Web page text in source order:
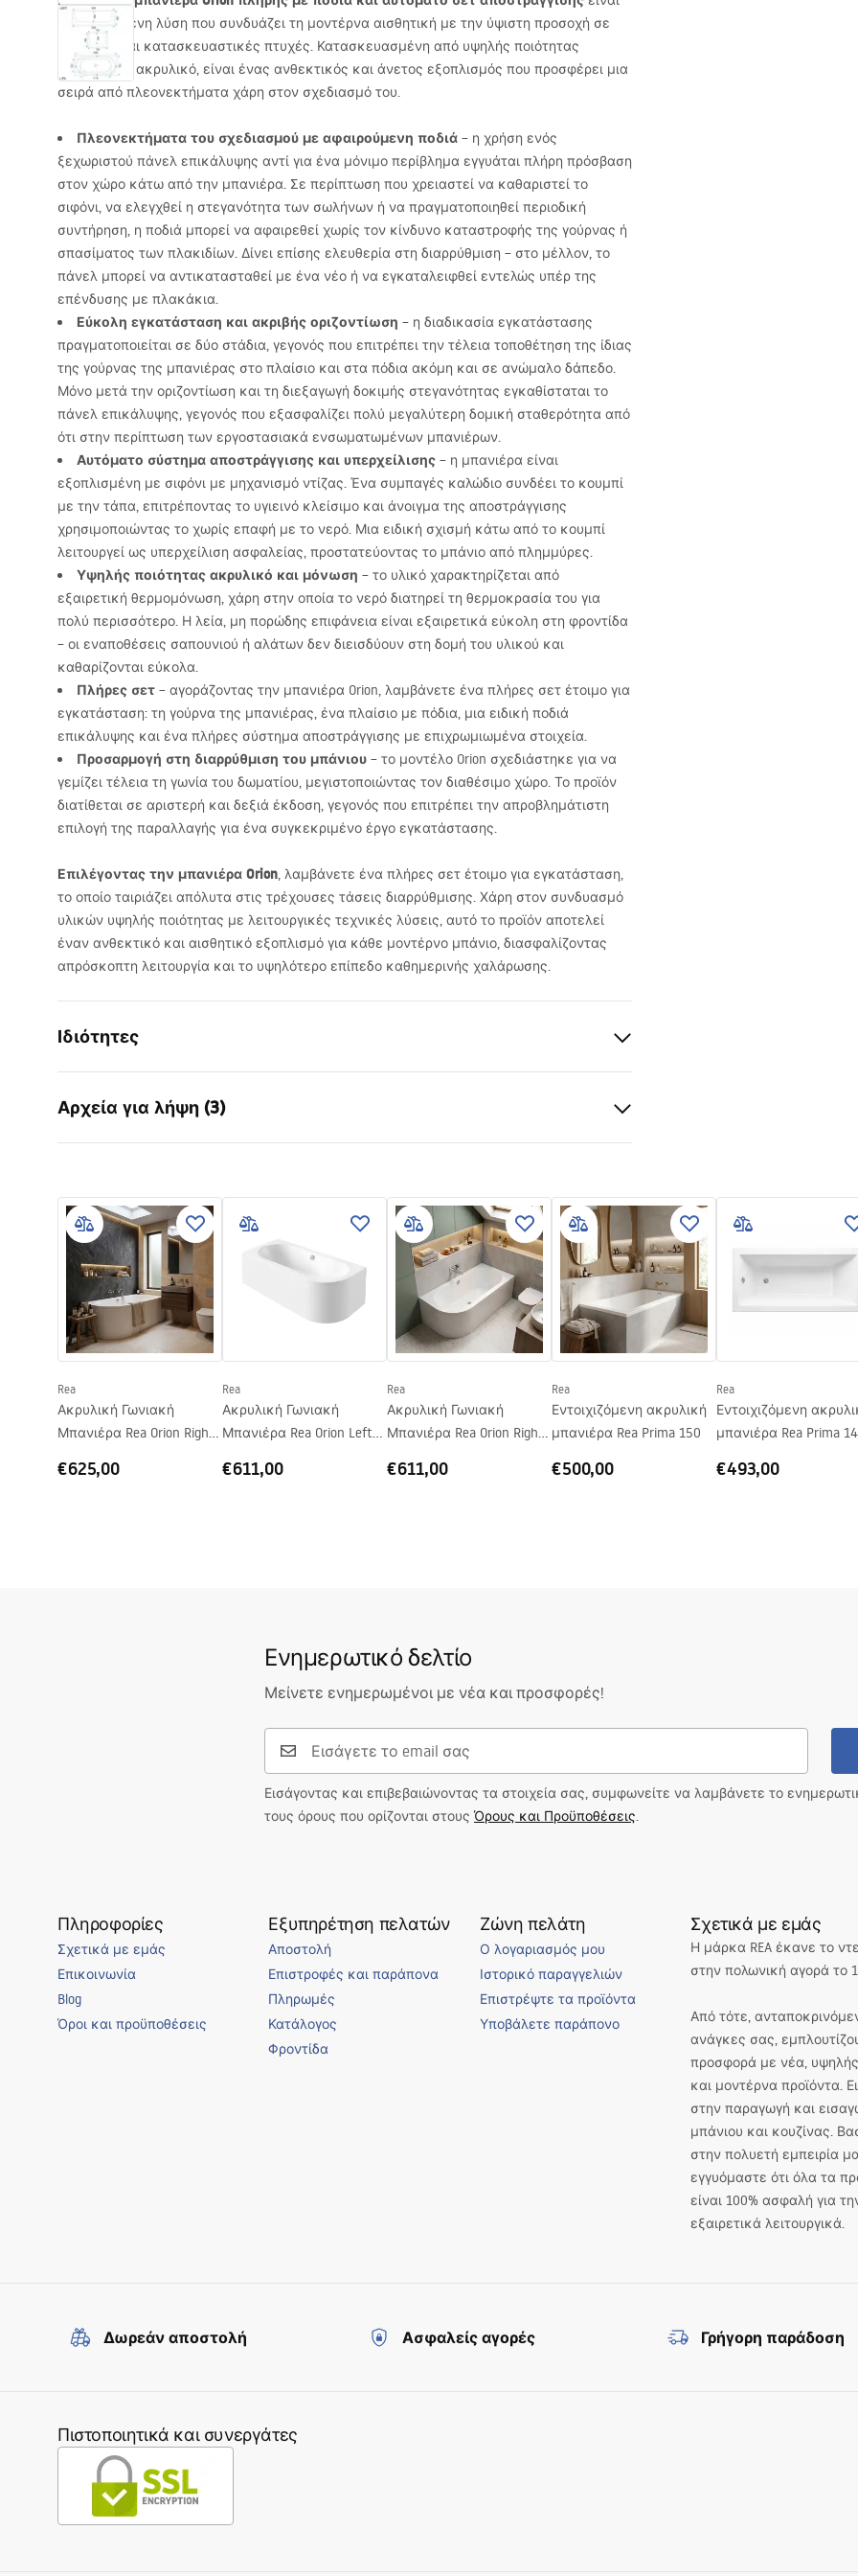
μια προηγμένη λύση που συνδυάζει τη μοντέρνα αισθητική με την ύψιστη προσοχή σε
τεχνικές και κατασκευαστικές πτυχές. Κατασκευασμένη από υψηλής ποιότητας
ενισχυμένο ακρυλικό, είναι ένας ανθεκτικός και άνετος εξοπλισμός που προσφέρει μια
σειρά από πλεονεκτήματα χάρη στον σχεδιασμό του.
Πλεονεκτήματα του σχεδιασμού με αφαιρούμενη ποδιά – η χρήση ενός
ξεχωριστού πάνελ επικάλυψης αντί για ένα μόνιμο περίβλημα εγγυάται πλήρη πρόσβαση
στον χώρο κάτω από την μπανιέρα. Σε περίπτωση που χρειαστεί να καθαριστεί το
σιφόνι, να ελεγχθεί η στεγανότητα των σωλήνων ή να πραγματοποιηθεί περιοδική
συντήρηση, η ποδιά μπορεί να αφαιρεθεί χωρίς τον κίνδυνο καταστροφής της γούρνας ή
σπασίματος των πλακιδίων. Δίνει επίσης ελευθερία στη διαρρύθμιση – στο μέλλον, το
πάνελ μπορεί να αντικατασταθεί με ένα νέο ή να εγκαταλειφθεί εντελώς υπέρ της
επένδυσης με πλακάκια.
Εύκολη εγκατάσταση και ακριβής οριζοντίωση – η διαδικασία εγκατάστασης
πραγματοποιείται σε δύο στάδια, γεγονός που επιτρέπει την τέλεια τοποθέτηση της ίδιας
της γούρνας της μπανιέρας στο πλαίσιο και στα πόδια ακόμη και σε ανώμαλο δάπεδο.
Μόνο μετά την οριζοντίωση και τη διεξαγωγή δοκιμής στεγανότητας εγκαθίσταται το
πάνελ επικάλυψης, γεγονός που εξασφαλίζει πολύ μεγαλύτερη δομική σταθερότητα από
ότι στην περίπτωση των εργοστασιακά ενσωματωμένων μπανιέρων.
Αυτόματο σύστημα αποστράγγισης και υπερχείλισης – η μπανιέρα είναι
εξοπλισμένη με σιφόνι με μηχανισμό ντίζας. Ένα συμπαγές καλώδιο συνδέει το κουμπί
με την τάπα, επιτρέποντας το υγιεινό κλείσιμο και άνοιγμα της αποστράγγισης
χρησιμοποιώντας το χωρίς επαφή με το νερό. Μια ειδική σχισμή κάτω από το κουμπί
λειτουργεί ως υπερχείλιση ασφαλείας, προστατεύοντας το μπάνιο από πλημμύρες.
Υψηλής ποιότητας ακρυλικό και μόνωση – το υλικό χαρακτηρίζεται από
εξαιρετική θερμομόνωση, χάρη στην οποία το νερό διατηρεί τη θερμοκρασία του για
πολύ περισσότερο. Η λεία, μη πορώδης επιφάνεια είναι εξαιρετικά εύκολη στη φροντίδα
– οι εναποθέσεις σαπουνιού ή αλάτων δεν διεισδύουν στη δομή του υλικού και
καθαρίζονται εύκολα.
Πλήρες σετ – αγοράζοντας την μπανιέρα Orion, λαμβάνετε ένα πλήρες σετ έτοιμο για
εγκατάσταση: τη γούρνα της μπανιέρας, ένα πλαίσιο με πόδια, μια ειδική ποδιά
επικάλυψης και ένα πλήρες σύστημα αποστράγγισης με επιχρωμιωμένα στοιχεία.
Προσαρμογή στη διαρρύθμιση του μπάνιου – το μοντέλο Orion σχεδιάστηκε για να
γεμίζει τέλεια τη γωνία του δωματίου, μεγιστοποιώντας τον διαθέσιμο χώρο. Το προϊόν
διατίθεται σε αριστερή και δεξιά έκδοση, γεγονός που επιτρέπει την απροβλημάτιστη
επιλογή της παραλλαγής για ένα συγκεκριμένο έργο εγκατάστασης.
Επιλέγοντας την μπανιέρα Orion, λαμβάνετε ένα πλήρες σετ έτοιμο για εγκατάσταση,
το οποίο ταιριάζει απόλυτα στις τρέχουσες τάσεις διαρρύθμισης. Χάρη στον συνδυασμό
υλικών υψηλής ποιότητας με λειτουργικές τεχνικές λύσεις, αυτό το προϊόν αποτελεί
έναν ανθεκτικό και αισθητικό εξοπλισμό για κάθε μοντέρνο μπάνιο, διασφαλίζοντας
απρόσκοπτη λειτουργία και το υψηλότερο επίπεδο καθημερινής χαλάρωσης.
Ιδιότητες
Χρώμα
Υλικό
Ακρυλικό
Πλάτος
mm
Ύψος
mm
Πλευρά εγκατάστασης
Αριστερά
Βαλβίδα και σιφόνι περιλαμβάνονται
Ναι
Εγγύηση
24 μήνες
Αρχεία για λήψη (3)
WARUNKI_BEZPIECZENSTWA_WAN
NY.pdf
Warranty_Terms_and_Conditions_
Bathtubs.pdf
Οδηγίες
συναρμολόγησης
Orion_160_170.pdf
Rea
Ακρυλική Γωνιακή
Μπανιέρα Rea Orion Right
€625,00
Rea
Ακρυλική Γωνιακή
Μπανιέρα Rea Orion Left
€611,00
Rea
Ακρυλική Γωνιακή
Μπανιέρα Rea Orion Right
€611,00
Rea
Εντοιχιζόμενη ακρυλική
μπανιέρα Rea Prima 150
€500,00
Rea
Εντοιχιζόμενη
μπανιέρα Rea Prima
€493,00
Ενημερωτικό δελτίο
Μείνετε ενημερωμένοι με νέα και προσφορές!
Εισάγοντας και επιβεβαιώνοντας τα στοιχεία σας, συμφωνείτε να λαμβάνετε το
τους όρους που ορίζονται στους Όρους και Προϋποθέσεις.
Πληροφορίες
Σχετικά με εμάς
Επικοινωνία
Blog
Όροι και προϋποθέσεις
Εξυπηρέτηση πελατών
Αποστολή
Επιστροφές και παράπονα
Πληρωμές
Κατάλογος
Φροντίδα
Ζώνη πελάτη
Ο λογαριασμός μου
Ιστορικό παραγγελιών
Επιστρέψτε τα προϊόντα
Υποβάλετε παράπονο
Σχετικά με εμάς
Η μάρκα REA έκανε το
στην πολωνική αγορά το
Από τότε,
ανάγκες σας,
προσφορά με νέα, υψηλής
και μοντέρνα προϊόντα.
στην παραγωγή και
μπάνιου και κουζίνας.
στην πολυετή εμπειρία
εγγυόμαστε ότι όλα τα
είναι 100% ασφαλή για
εξαιρετικά λειτουργικά.
Δωρεάν αποστολή Ασφαλείς αγορές Γρήγορη παράδοση
Πιστοποιητικά και συνεργάτες